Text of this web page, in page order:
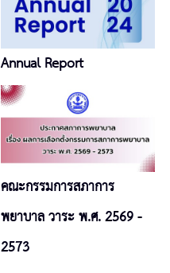
Annual Report
คณะกรรมการสภาการ
พยาบาล วาระ พ.ศ. 2569 -
2573